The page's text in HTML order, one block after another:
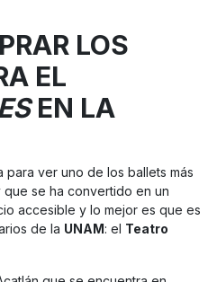
LOS
EL
EN LA
para ver uno de los ballets más
se ha convertido en un
accesible y lo mejor es que es
de la UNAM: el Teatro